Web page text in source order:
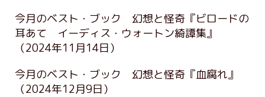
今月のベスト・ブック 幻想と怪奇『ビロードの
耳あて イーディス・ウォートン綺譚集』
（2024年11月14日）
今月のベスト・ブック 幻想と怪奇『血腐れ』
（2024年12月9日）